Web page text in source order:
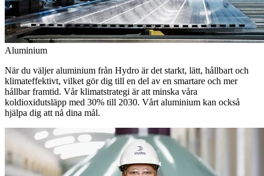
Aluminium
När du väljer aluminium från Hydro är det starkt, lätt, hållbart och
klimateffektivt, vilket gör dig till en del av en smartare och mer
hållbar framtid. Vår klimatstrategi är att minska våra
koldioxidutsläpp med 30% till 2030. Vårt aluminium kan också
hjälpa dig att nå dina mål.